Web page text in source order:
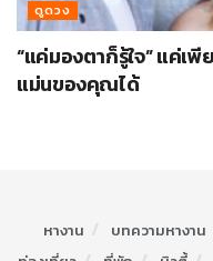
ดูดวง
“แค่มองตาก็รู้ใจ” แค่เ
แม่นของคุณได้
หางาน บทความหางาน